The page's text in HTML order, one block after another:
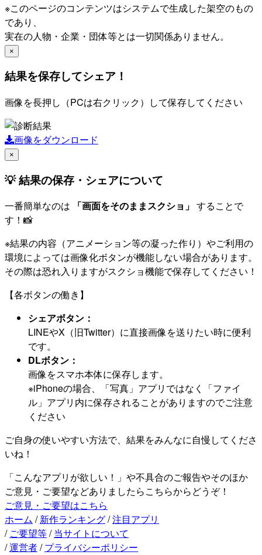
※このページのコンテンツはシステムで生成した架空のもの
であり、
実在の人物・企業・団体等とは一切関係ありません。
×
結果を保存してシェア！
画像を長押し（PCは右クリック）して保存してください
画像をダウンロード
×
💡 結果の保存・シェアについて
一番簡単なのは 「画面をそのままスクショ」 することで
す！📸
※結果の内容（アニメーション等の凝った作り）やご利用の
環境によっては画像化ボタンが機能しない場合があります。
その際は恐れ入りますがスクショ機能で保存してください！
【各ボタンの働き】
シェアボタン：
LINEやX（旧Twitter）に直接画像を送りたい時に便利
です。
DLボタン：
画像をスマホ本体に保存します。
※iPhoneの場合、「写真」アプリではなく「ファイ
ル」アプリ内に保存されることがありますのでご注意
ください
ご自身の使いやすい方法で、結果をみんなに自慢してくださ
いね！
「こんなアプリが欲しい！」や不具合のご報告やそのほか
ご意見・ご要望などありましたらこちらからどうぞ！
ご意見・ご要望はこちら
ホーム / 新作ランキング/注目アプリ
/ ご要望等/ 当サイトについて
/運営者/ プライバシーポリシー